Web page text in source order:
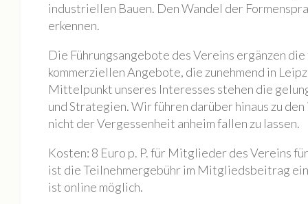
Nacht der Kunst 2022
Die Geschichte eines Tiny House
BILDAUSWAHL 2021
MONOPOL Nacht der Kunst 2021
BILDAUSWAHL 2023
Jahresrückblick 2020
MONOPOL Sommerfest 2020
Ausstellung „Blue Quarantine Station IV“
industriellen Bauen. Den Wandel der
erkennen.
Die Führungsangebote des Vereins ergänzen
kommerziellen Angebote, die zunehmend in
Mittelpunkt unseres Interesses stehen die
und Strategien. Wir führen darüber hinaus zu
nicht der Vergessenheit anheim fallen zu lassen.
Kosten: 8 Euro p. P. für Mitglieder des Vereins
ist die Teilnehmergebühr im Mitgliedsbeitrag
ist online möglich.